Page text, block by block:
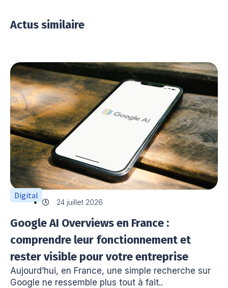
Actus similaire
Digital
24 juillet 2026
Google AI Overviews en France :
comprendre leur fonctionnement et
rester visible pour votre entreprise
Aujourd’hui, en France, une simple recherche sur
Google ne ressemble plus tout à fait..